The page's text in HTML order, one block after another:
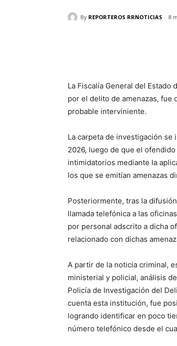
By REPORTEROS RRNOTICIAS 8
La Fiscalía General del
por el delito de amenazas, fue
probable interviniente.
La carpeta de investigación
2026, luego de que el
intimidatorios mediante la
los que se emitían amenazas
Posteriormente, tras la
llamada telefónica a las
por personal adscrito a dicha
relacionado con dichas
A partir de la noticia criminal,
ministerial y policial, análisis
Policía de Investigación del
cuenta esta institución, fue
logrando identificar en poco
número telefónico desde el